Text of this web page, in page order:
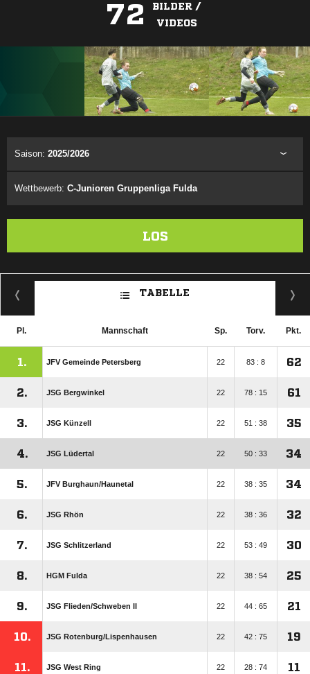
72
BILDER /
VIDEOS
Saison: 2025/2026
Wettbewerb: C-Junioren Gruppenliga Fulda
LOS
TABELLE
Pl. Mannschaft Sp. Torv. Pkt.
1. JFV Gemeinde Petersberg 22 83 : 8 62
2. JSG Bergwinkel 22 78 : 15 61
3. JSG Künzell 22 51 : 38 35
4. JSG Lüdertal 22 50 : 33 34
5. JFV Burghaun/​Haunetal 22 38 : 35 34
6. JSG Rhön 22 38 : 36 32
7. JSG Schlitzerland 22 53 : 49 30
8. HGM Fulda 22 38 : 54 25
9. JSG Flieden/​Schweben II 22 44 : 65 21
10. JSG Rotenburg/​Lispenhausen 22 42 : 75 19
11. JSG West Ring 22 28 : 74 11